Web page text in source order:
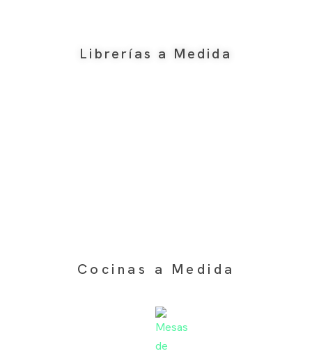
Librerías a Medida
Cocinas a Medida